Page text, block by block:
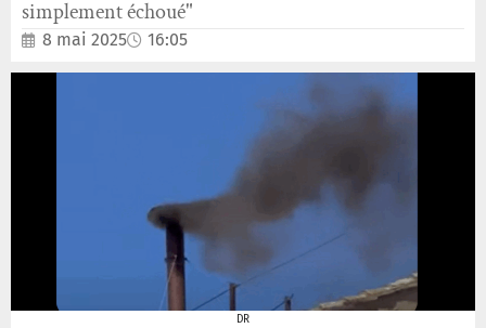
simplement échoué"
8 mai 2025 16:05
DR